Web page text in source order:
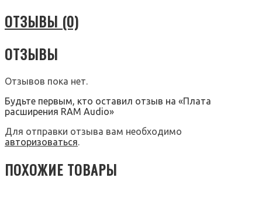
ОТЗЫВЫ (0)
ОТЗЫВЫ
Отзывов пока нет.
Будьте первым, кто оставил отзыв на «Плата
расширения RAM Audio»
Для отправки отзыва вам необходимо
авторизоваться.
ПОХОЖИЕ ТОВАРЫ